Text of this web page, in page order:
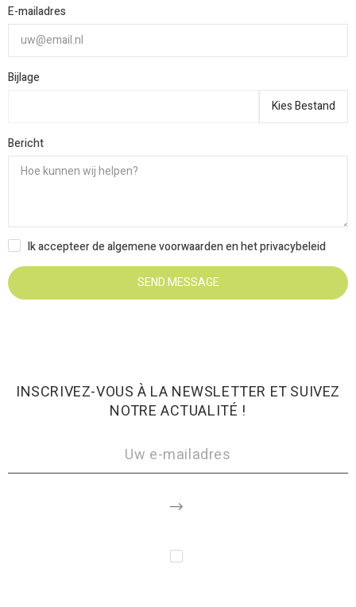
E-mailadres
Bijlage
Kies Bestand
Bericht
Ik accepteer de algemene voorwaarden en het privacybeleid
SEND MESSAGE
INSCRIVEZ-VOUS À LA NEWSLETTER ET SUIVEZ
NOTRE ACTUALITÉ !